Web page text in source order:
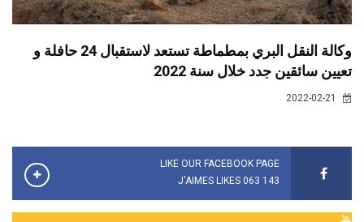
وكالة النقل البري بمطماطة تستعد لاستقبال 24 حافلة و
تعيين سائقين جدد خلال سنة 2022
LIKE OUR FACEBOOK PAGE
143 063 J'AIMES LIKES